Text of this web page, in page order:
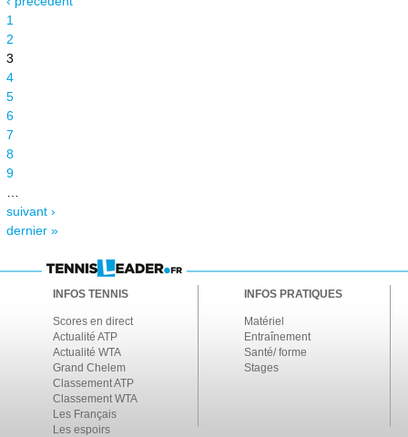
1
2
3
4
5
6
7
8
9
suivant ›
dernier »
INFOS TENNIS
Scores en direct
Actualité ATP
Actualité WTA
Grand Chelem
Classement ATP
Classement WTA
Les Français
Les espoirs
INFOS PRATIQUES
Matériel
Entraînement
Santé/ forme
Stages